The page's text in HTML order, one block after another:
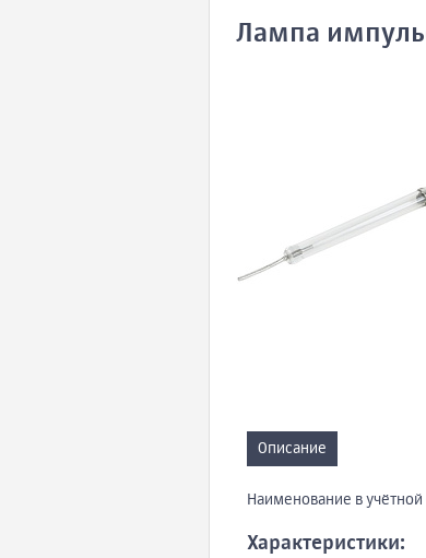
Лампа
Описание
Наименование в
Характеристики: